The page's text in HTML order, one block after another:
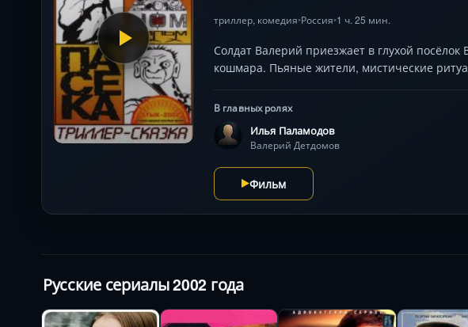
триллер, комедия•Россия•1 ч. 25 мин.
Солдат Валерий приезжает в глухой
кошмара. Пьяные жители, мистические
В главных ролях
Илья Паламодов
Валерий Детдомов
Фильм
Русские сериалы 2002 года